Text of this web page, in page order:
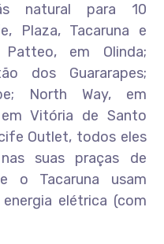
natural para 10
Plaza, Tacaruna e
em Olinda;
dos Guararapes;
North Way, em
Vitória de Santo
Outlet, todos eles
suas praças de
o Tacaruna usam
elétrica (com